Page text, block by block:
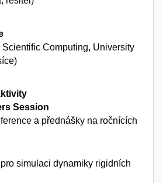
Scientific Computing, University
Session
a přednášky na ročnících
simulaci dynamiky rigidních